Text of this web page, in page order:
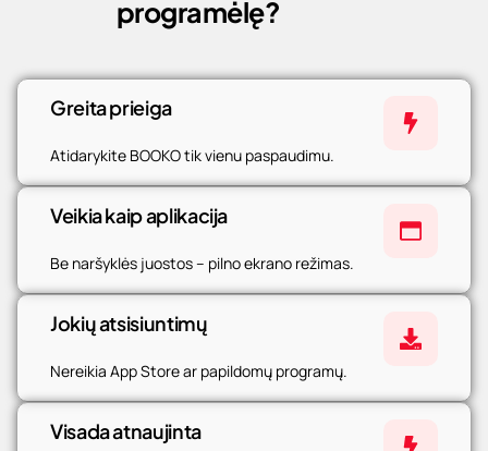
programėlę?
Greita prieiga
Atidarykite BOOKO tik vienu paspaudimu.
Veikia kaip aplikacija
Be naršyklės juostos – pilno ekrano režimas.
Jokių atsisiuntimų
Nereikia App Store ar papildomų programų.
Visada atnaujinta